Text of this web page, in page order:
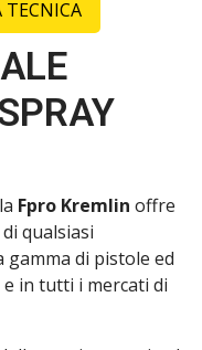
TECNICA
Fpro Kremlin offre
qualsiasi
gamma di pistole ed
in tutti i mercati di